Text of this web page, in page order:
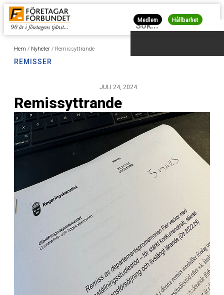
Medlem Hållbarhet
Hem / Nyheter / Remissyttrande
REMISSER
JULI 24, 2024
Remissyttrande